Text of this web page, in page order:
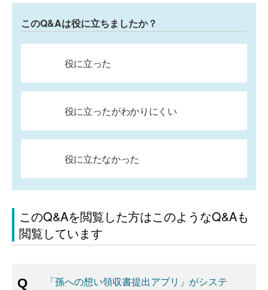
このQ&Aは役に立ちましたか？
役に立った
役に立ったがわかりにくい
役に立たなかった
このQ&Aを閲覧した方はこのようなQ&Aも
閲覧しています
「孫への想い領収書提出アプリ」がシステ